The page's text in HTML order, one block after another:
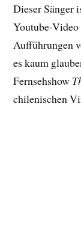
Dieser Sänger
Youtube-
Aufführungen
es kaum
Fernsehshow
chilenischen